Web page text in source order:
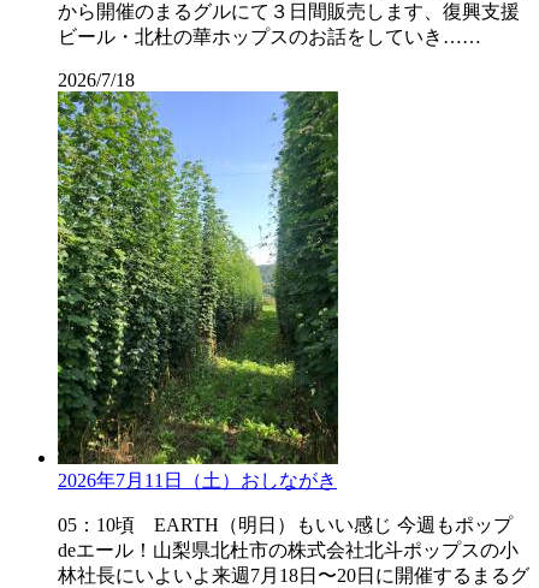
から開催のまるグルにて３日間販売します、復興支援
ビール・北杜の華ホップスのお話をしていき……
2026/7/18
2026年7月11日（土）おしながき
05：10頃 EARTH（明日）もいい感じ 今週もポップ
deエール！山梨県北杜市の株式会社北斗ポップスの小
林社長にいよいよ来週7月18日〜20日に開催するまるグ